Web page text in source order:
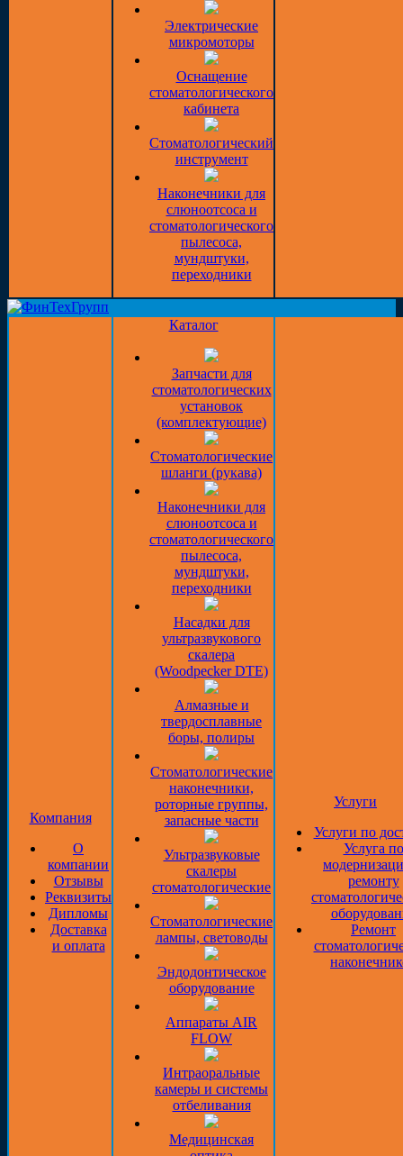
Электрические
микромоторы
Оснащение
стоматологического
кабинета
Стоматологический
инструмент
Наконечники для
слюноотсоса и
стоматологического
пылесоса,
мундштуки,
переходники
Компания
О
компании
Отзывы
Реквизиты
Дипломы
Доставка
и оплата
Каталог
Запчасти для
стоматологических
установок
(комплектующие)
Стоматологические
шланги (рукава)
Наконечники для
слюноотсоса и
стоматологического
пылесоса,
мундштуки,
переходники
Насадки для
ультразвукового
скалера
(Woodpecker DTE)
Алмазные и
твердосплавные
боры, полиры
Стоматологические
наконечники,
роторные группы,
запасные части
Ультразвуковые
скалеры
стоматологические
Стоматологические
лампы, световоды
Эндодонтическое
оборудование
Аппараты AIR
FLOW
Интраоральные
камеры и системы
отбеливания
Медицинская
Услуги
Услуги по
Услуга по
ремонту
Ремонт